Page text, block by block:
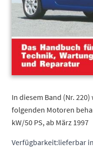
In diesem Band (Nr.
folgenden Motoren
kW/50 PS, ab März 1997
Verfügbarkeit:lieferbar